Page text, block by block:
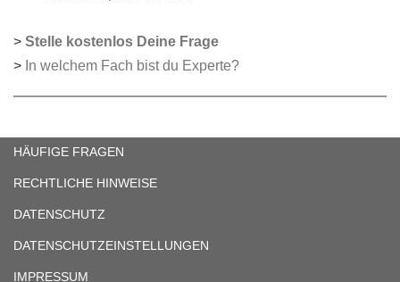
> Stelle kostenlos Deine Frage
> In welchem Fach bist du Experte?
HÄUFIGE FRAGEN
RECHTLICHE HINWEISE
DATENSCHUTZ
DATENSCHUTZEINSTELLUNGEN
IMPRESSUM